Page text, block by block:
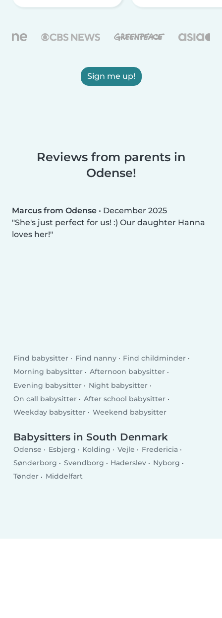
Sign me up!
Reviews from parents in
Odense!
Marcus from Odense • December 2025
She's just perfect for us! :) Our daughter Hanna
loves her!
Find babysitter Find nanny
Find childminder
Morning babysitter
Afternoon babysitter
Evening babysitter
Night babysitter
On call babysitter
After school babysitter
Weekday babysitter
Weekend babysitter
Babysitters in South Denmark
Odense Esbjerg Kolding Vejle
Fredericia
Sønderborg
Svendborg Haderslev
Nyborg
Tønder
Middelfart